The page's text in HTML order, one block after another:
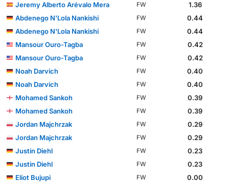
Jeremy Alberto Arévalo Mera
FW
1.36
Abdenego N'Lola Nankishi
FW
0.44
Abdenego N'Lola Nankishi
FW
0.44
Mansour Ouro-Tagba
FW
0.42
Mansour Ouro-Tagba
FW
0.42
Noah Darvich
FW
0.40
Noah Darvich
FW
0.40
Mohamed Sankoh
FW
0.39
Mohamed Sankoh
FW
0.39
Jordan Majchrzak
FW
0.29
Jordan Majchrzak
FW
0.29
Justin Diehl
FW
0.23
Justin Diehl
FW
0.23
Eliot Bujupi
FW 0.00